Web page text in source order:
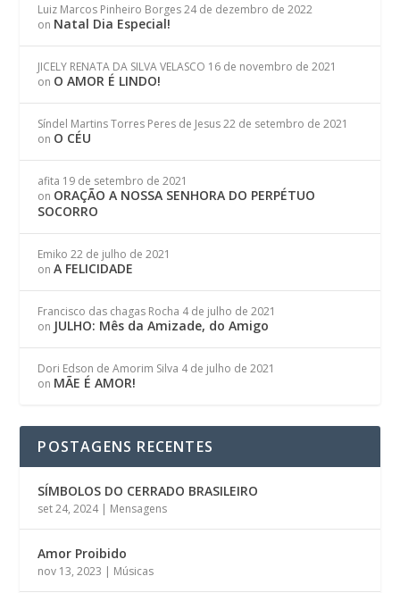
Luiz Marcos Pinheiro Borges 24 de dezembro de 2022
on Natal Dia Especial!
JICELY RENATA DA SILVA VELASCO 16 de novembro de 2021
on O AMOR É LINDO!
Síndel Martins Torres Peres de Jesus 22 de setembro de 2021
on O CÉU
afita 19 de setembro de 2021
on ORAÇÃO A NOSSA SENHORA DO PERPÉTUO
SOCORRO
Emiko 22 de julho de 2021
onA FELICIDADE
Francisco das chagas Rocha 4 de julho de 2021
on JULHO: Mês da Amizade, do Amigo
Dori Edson de Amorim Silva 4 de julho de 2021
on MÃE É AMOR!
POSTAGENS RECENTES
SÍMBOLOS DO CERRADO BRASILEIRO
set 24, 2024| Mensagens
Amor Proibido
nov 13, 2023 | Músicas